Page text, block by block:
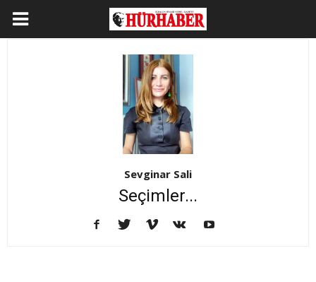
Sevginar Sali
Seçimler...